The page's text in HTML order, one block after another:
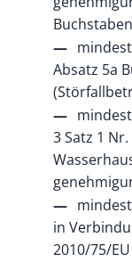
Absatz 5a
3 Satz 1
in
2010/75/